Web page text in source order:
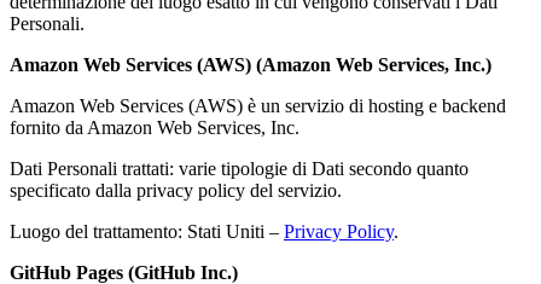
Personali.
Amazon Web Services (AWS) (Amazon Web Services, Inc.)
Amazon Web Services (AWS) è un servizio di hosting e backend
fornito da Amazon Web Services, Inc.
Dati Personali trattati: varie tipologie di Dati secondo quanto
specificato dalla privacy policy del servizio.
Luogo del trattamento: Stati Uniti – Privacy Policy.
GitHub Pages (GitHub Inc.)